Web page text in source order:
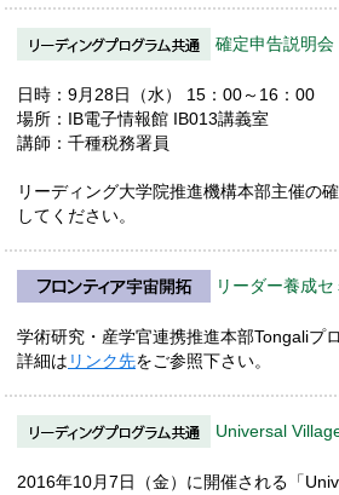
確定申告説明会
日時：9月28日（水） 15：00～16：00
場所：IB電子情報館 IB013講義室
講師：千種税務署員
リーディング大学院推進機構本部主催の
してください。
リーダー養成
学術研究・産学官連携推進本部Tongaliプ
詳細は リンク先をご参照下さい。
Universal
2016年10月7日（金）に開催される「